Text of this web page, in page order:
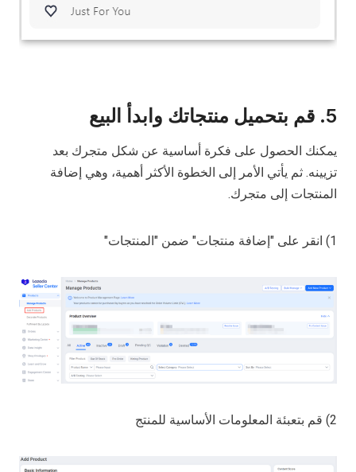
5. قم بتحميل منتجاتك وابدأ البيع
يمكنك الحصول على فكرة أساسية عن شكل متجرك بعد
تزيينه. ثم يأتي الأمر إلى الخطوة الأكثر أهمية، وهي إضافة
المنتجات إلى متجرك.
1) انقر على "إضافة منتجات" ضمن "المنتجات"
2) قم بتعبئة المعلومات الأساسية للمنتج